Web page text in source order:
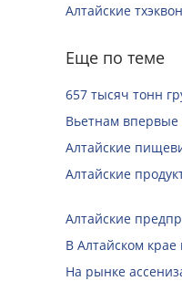
Алтайские
Еще по теме
657 тысяч тонн
Вьетнам
Алтайские
Алтайские
Алтайские
В Алтайском
На рынке